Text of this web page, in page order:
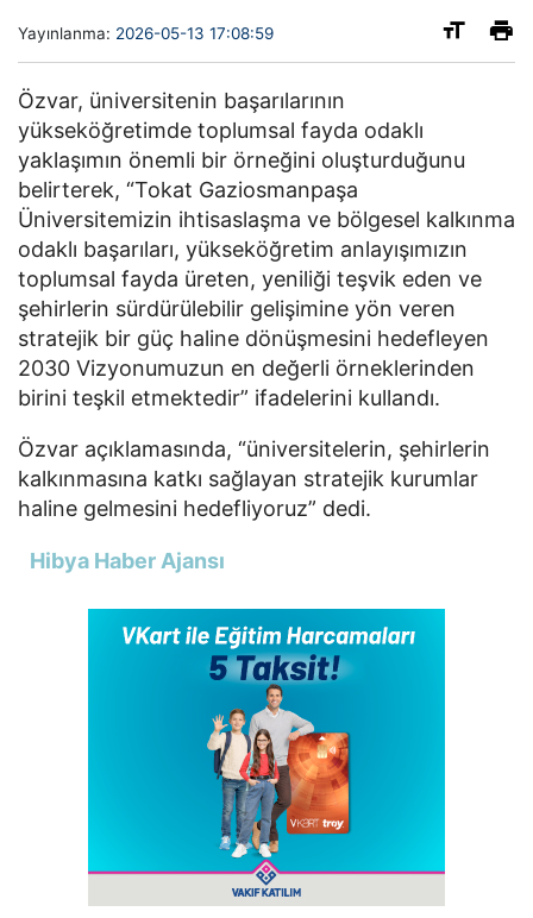
Yayınlanma: 2026-05-13 17:08:59
Özvar, üniversitenin başarılarının
yükseköğretimde toplumsal fayda odaklı
yaklaşımın önemli bir örneğini oluşturduğunu
belirterek, “Tokat Gaziosmanpaşa
Üniversitemizin ihtisaslaşma ve bölgesel kalkınma
odaklı başarıları, yükseköğretim anlayışımızın
toplumsal fayda üreten, yeniliği teşvik eden ve
şehirlerin sürdürülebilir gelişimine yön veren
stratejik bir güç haline dönüşmesini hedefleyen
2030 Vizyonumuzun en değerli örneklerinden
birini teşkil etmektedir” ifadelerini kullandı.
Özvar açıklamasında, “üniversitelerin, şehirlerin
kalkınmasına katkı sağlayan stratejik kurumlar
haline gelmesini hedefliyoruz” dedi.
Hibya Haber Ajansı